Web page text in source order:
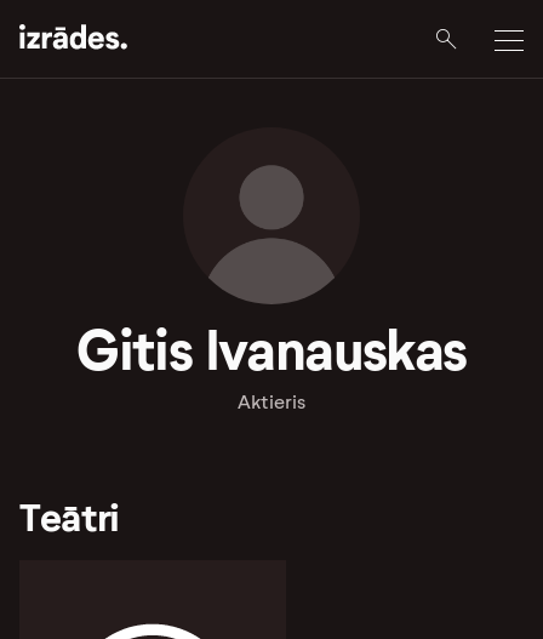
Gitis Ivanauskas
Aktieris
Teātri